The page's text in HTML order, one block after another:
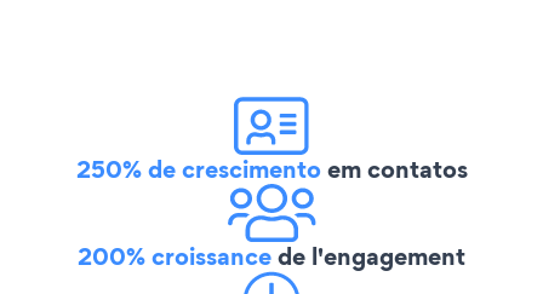
250% de crescimentoem contatos
200% croissancede l'engagement